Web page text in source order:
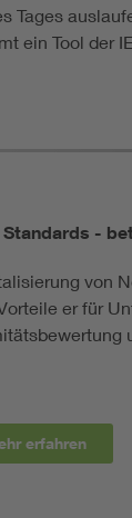
ein Tool
Standards -
von
er für
erfahren